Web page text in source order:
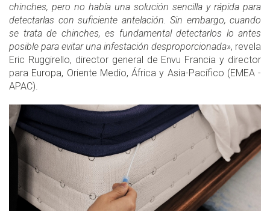
chinches, pero no había una solución sencilla y rápida para
detectarlas con suficiente antelación. Sin embargo, cuando
se trata de chinches, es fundamental detectarlos lo antes
posible para evitar una infestación desproporcionada», revela
Eric Ruggirello, director general de Envu Francia y director
para Europa, Oriente Medio, África y Asia-Pacífico (EMEA -
APAC).